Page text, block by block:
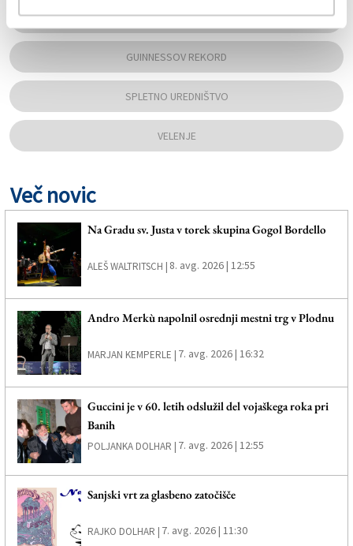
GLASBA
GUINNESSOV REKORD
SPLETNO UREDNIŠTVO
VELENJE
Več novic
Na Gradu sv. Justa v torek skupina Gogol Bordello
ALEŠ WALTRITSCH | 8. avg. 2026 | 12:55
Andro Merkù napolnil osrednji mestni trg v Plodnu
MARJAN KEMPERLE | 7. avg. 2026 | 16:32
Guccini je v 60. letih odslužil del vojaškega roka pri
Banih
POLJANKA DOLHAR | 7. avg. 2026 | 12:55
Sanjski vrt za glasbeno zatočišče
RAJKO DOLHAR | 7. avg. 2026 | 11:30